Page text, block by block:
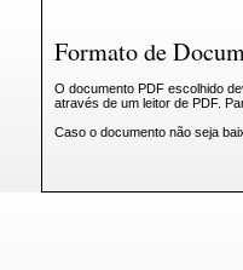
Formato de
O documento PDF escolhido
através de um leitor de PDF.
Caso o documento não seja